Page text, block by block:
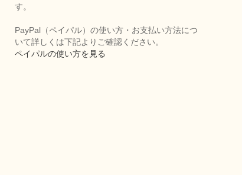
す。
PayPal（ペイパル）の使い方・お支払い方法につ
いて詳しくは下記よりご確認ください。
ペイパルの使い方を見る